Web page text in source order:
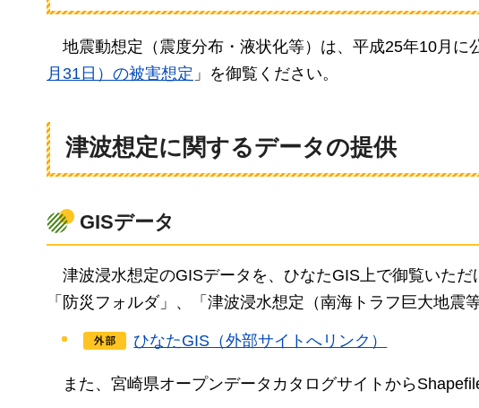
地震動想定（震度分布・液状化等）は、平成25年10月に
月31日）の被害想定 」を御覧ください。
津波想定に関するデータの提供
GISデータ
津波浸水想定のGISデータを、ひなたGIS上で御覧いた
「防災フォルダ」、「津波浸水想定（南海トラフ巨大地震
ひなたGIS（外部サイトへリンク）
ま た、宮崎県オープンデータカタログサイトから